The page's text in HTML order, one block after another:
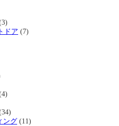
ドア (7)
ング (11)